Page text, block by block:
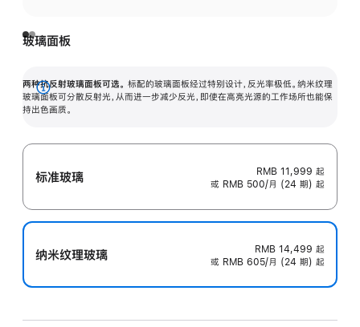
玻璃面板
两种抗反射玻璃面板可选。 标配的玻璃面板经过特别设计，反光率极低。纳米纹理
玻璃面板可分散反射光，从而进一步减少反光，即使在高亮光源的工作场所也能保
持出色画质。
展
开
标准玻璃 RMB 11,999 起
或 RMB 500/月 (24 期) 起
纳米纹理玻璃 RMB 14,499 起
或 RMB 605/月 (24 期) 起